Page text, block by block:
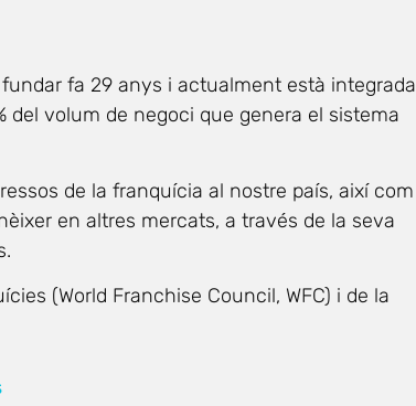
fa 29 anys i actualment està integrada
del volum de negoci que genera el sistema
de la franquícia al nostre país, així com
en altres mercats, a través de la seva
(World Franchise Council, WFC) i de la